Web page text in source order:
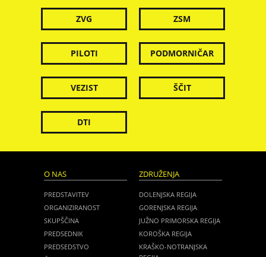
ZVG ZSM
PILOTI PODMORNIČAR
VEZIST ŠČIT
DTI
O NAS
PREDSTAVITEV
ORGANIZIRANOST
SKUPŠČINA
PREDSEDNIK
PREDSEDSTVO
ZDRUŽENJA
DOLENJSKA REGIJA
GORENJSKA REGIJA
JUŽNO PRIMORSKA REGIJA
KOROŠKA REGIJA
KRAŠKO-NOTRANJSKA